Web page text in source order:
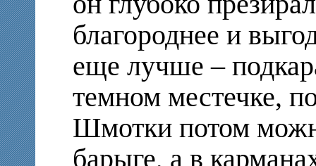
благороднее и
еще лучше –
темном местечке,
Шмотки потом
барыге, а в